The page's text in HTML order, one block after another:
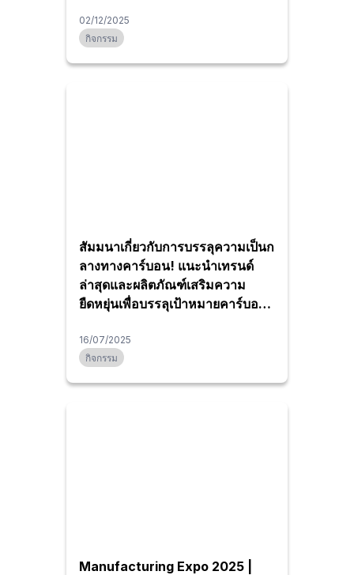
02/12/2025
กิจกรรม
สัมมนาเกี่ยวกับการบรรลุความเป็นก
ลางทางคาร์บอน! แนะนำเทรนด์
ล่าสุดและผลิตภัณฑ์เสริมความ
ยืดหยุ่นเพื่อบรรลุเป้าหมายคาร์บอน
16/07/2025
กิจกรรม
Manufacturing Expo 2025 |